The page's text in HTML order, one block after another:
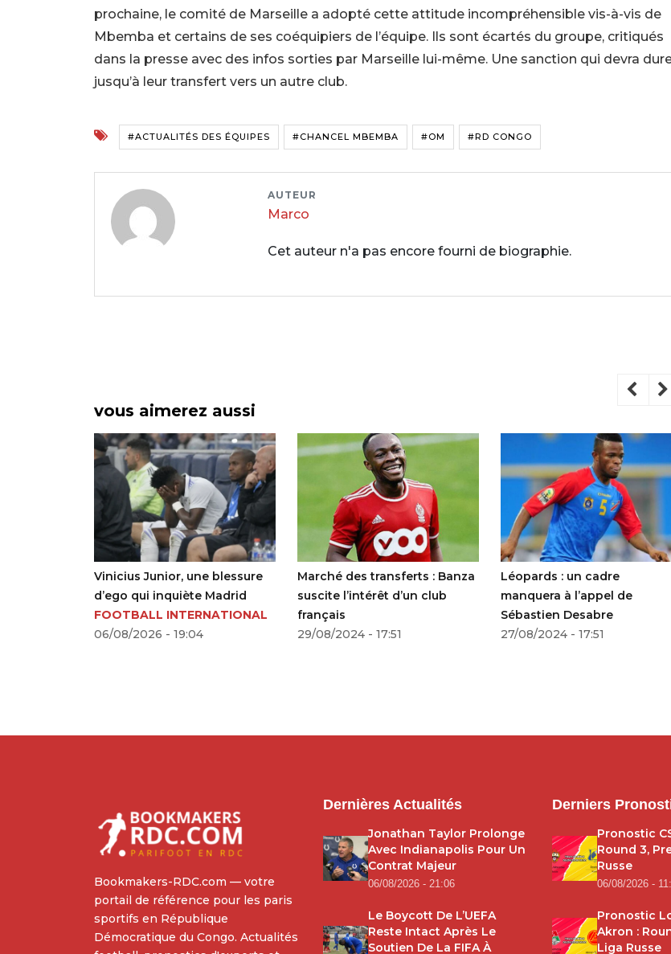
prochaine, le comité de Marseille a adopté cette attitude incompréhensible vis-à-vis de
Mbemba et certains de ses coéquipiers de l’équipe. Ils sont écartés du groupe, critiqués
dans la presse avec des infos sorties par Marseille lui-même. Une sanction qui devra
jusqu’à leur transfert vers un autre club.
#ACTUALITÉS DES ÉQUIPES #CHANCEL MBEMBA #OM #RD CONGO
AUTEUR
Marco
Cet auteur n'a pas encore fourni de biographie.
vous aimerez aussi
Vinicius Junior, une blessure
d’ego qui inquiète Madrid
FOOTBALL INTERNATIONAL
06/08/2026 - 19:04
Marché des transferts : Banza
suscite l’intérêt d’un club
français
29/08/2024 - 17:51
Léopards : un cadre
manquera à l’appel de
Sébastien Desabre
27/08/2024 - 17:51
Bookmakers-RDC.com — votre
portail de référence pour les paris
sportifs en République
Démocratique du Congo. Actualités
Dernières Actualités
Jonathan Taylor Prolonge
Avec Indianapolis Pour Un
Contrat Majeur
06/08/2026 - 21:06
Le Boycott De L’UEFA
Reste Intact Après Le
Soutien De La FIFA À
Derniers
Pronostic
Round 3,
Russe
06/08/2026 -
Pronostic
Akron :
Liga Russe